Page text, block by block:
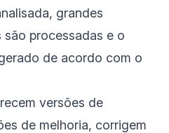
grandes
processadas e o
de acordo com o
versões de
de melhoria, corrigem